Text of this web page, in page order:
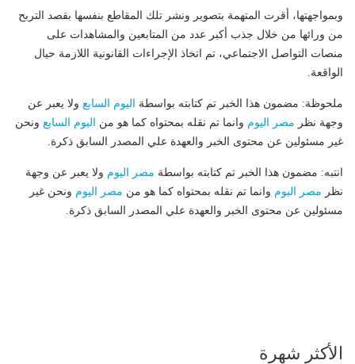
وبمواجهتها، أقرت المتهمة بتصوير ونشر تلك المقاطع بنفسها بقصد التربح
من ورائها من خلال جذب أكبر عدد من المتابعين والمشاهدات على
منصات التواصل الاجتماعي، تم اتخاذ الإجراءات القانونية اللازمة حيال
الواقعة.
ملحوظة: مضمون هذا الخبر تم كتابته بواسطة اليوم السابع ولا يعبر عن
وجهة نظر مصر اليوم وانما تم نقله بمحتواه كما هو من اليوم السابع ونحن
غير مسئولين عن محتوى الخبر والعهدة علي المصدر السابق ذكرة.
انتبه: مضمون هذا الخبر تم كتابته بواسطة مصر اليوم ولا يعبر عن وجهة
نظر مصر اليوم وانما تم نقله بمحتواه كما هو من مصر اليوم ونحن غير
مسئولين عن محتوى الخبر والعهدة علي المصدر السابق ذكرة.
الأكثر شهرة